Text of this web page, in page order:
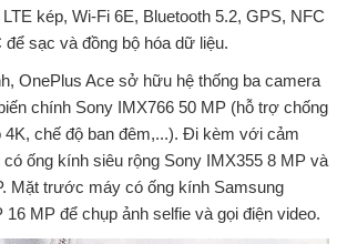
kép, Wi-Fi 6E, Bluetooth 5.2, GPS, NFC
sạc và đồng bộ hóa dữ liệu.
OnePlus Ace sở hữu hệ thống ba camera
chính Sony IMX766 50 MP (hỗ trợ chống
4K, chế độ ban đêm,...). Đi kèm với cảm
có ống kính siêu rộng Sony IMX355 8 MP và
Mặt trước máy có ống kính Samsung
16 MP để chụp ảnh selfie và gọi điện video.